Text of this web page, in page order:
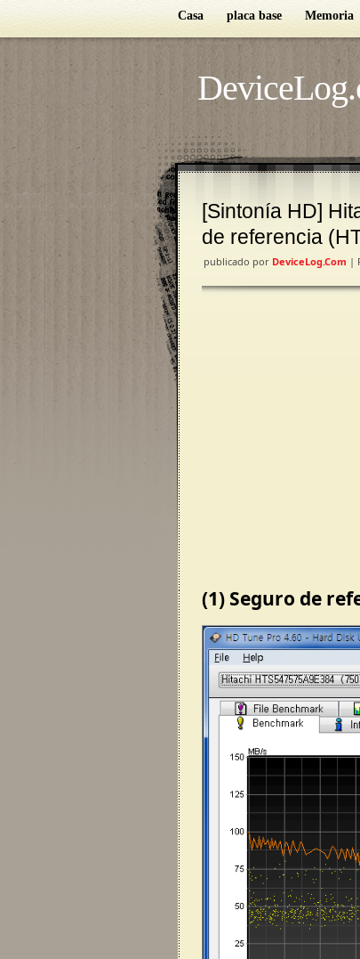
Casa placa base Memoria
[Sintonía HD]
de referencia
publicado por DeviceLog.com |
(1) Seguro de